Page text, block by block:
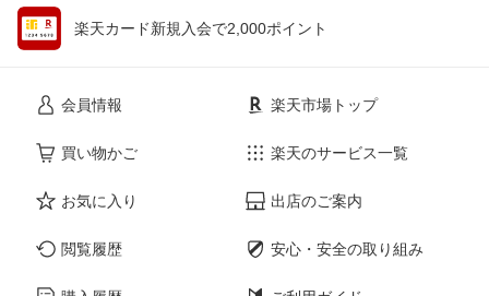
楽天カード新規入会で2,000ポイント
会員情報
買い物かご
お気に入り
閲覧履歴
楽天市場トップ
楽天のサービス一覧
出店のご案内
安心・安全の取り組み